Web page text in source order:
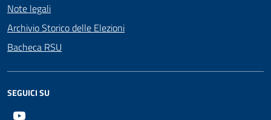
Note legali
Archivio Storico delle Elezioni
Bacheca RSU
SEGUICI SU